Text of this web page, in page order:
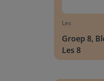
Les
Groep 8,
Les 8